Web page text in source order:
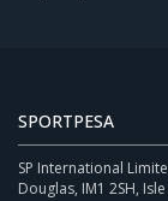
SPORTPESA
SP International
Douglas, IM1 2SH,